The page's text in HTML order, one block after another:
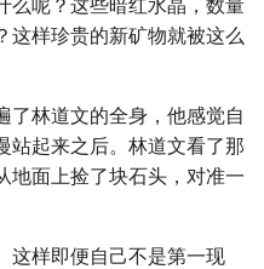
么呢？这些暗红水晶，数量
这样珍贵的新矿物就被这么
了林道文的全身，他感觉自
站起来之后。林道文看了那
地面上捡了块石头，对准一
这样即便自己不是第一现